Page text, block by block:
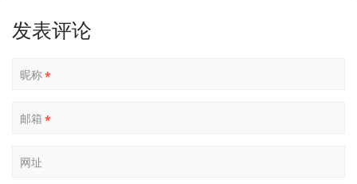
发表评论
昵称*
邮箱 *
网址